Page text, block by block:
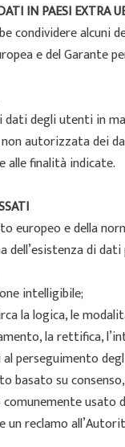
IN PAESI EXTRA
condividere alcuni
e del
degli utenti in
autorizzata dei
finalità indicate.
europeo e della
dell’esistenza di
intelligibile;
la logica, le
la rettifica,
al perseguimento
basato su
usato
reclamo